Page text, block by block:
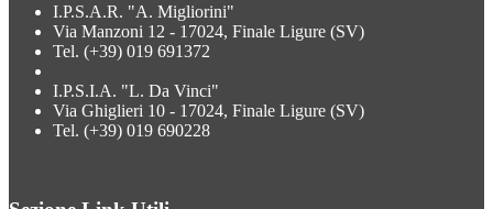
I.P.S.A.R. "A. Migliorini"
Via Manzoni 12 - 17024, Finale Ligure (SV)
Tel. (+39) 019 691372
I.P.S.I.A. "L. Da Vinci"
Via Ghiglieri 10 - 17024, Finale Ligure (SV)
Tel. (+39) 019 690228